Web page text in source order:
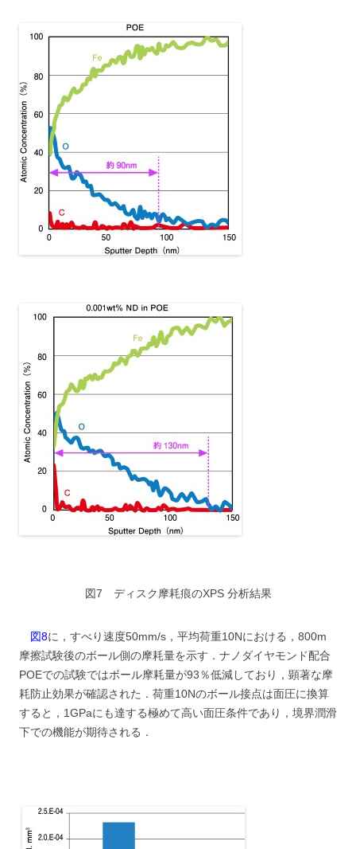
図7 ディスク摩耗痕のXPS 分析結果
図8に，すべり速度50mm/s，平均荷重10Nにおける，800m
摩擦試験後のボール側の摩耗量を示す．ナノダイヤモンド配合
POEでの試験ではボール摩耗量が93％低減しており，顕著な摩
耗防止効果が確認された．荷重10Nのボール接点は面圧に換算
すると，1GPaにも達する極めて高い面圧条件であり，境界潤滑
下での機能が期待される．